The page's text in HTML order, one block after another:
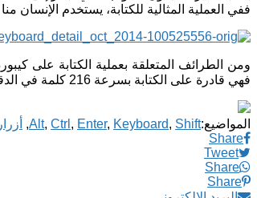
ففي العملية المثالية للكتابة، يستخدم
فهي قادرة على الكتابة بسرعة 216 كلمة في الدقيقة، ويمكننا القول بأنه لولا وجود زري “Shift” و”Alt” و”Ctrl” و”Enter” في الكيبورد لنقص عدد الكلمات التي تكتبها “ستيللا” كثيرا.
المواضيع: Alt, Ctrl , Enter, Keyboard, Shift
, أزرار
Share
Tweet
Share
Share